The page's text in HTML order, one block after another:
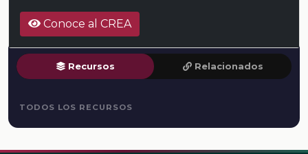
Conoce al CREA
Recursos Relacionados
TODOS LOS RECURSOS